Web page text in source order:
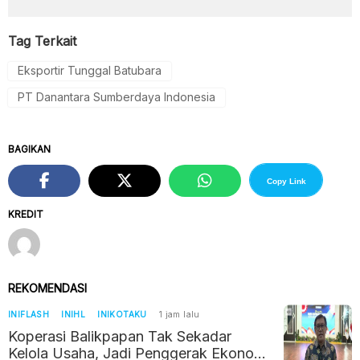
Tag Terkait
Eksportir Tunggal Batubara
PT Danantara Sumberdaya Indonesia
KREDIT
BAGIKAN
Copy Link
REKOMENDASI
INIFLASH INIHL INIKOTAKU 1 jam lalu
Koperasi Balikpapan Tak Sekadar
Kelola Usaha, Jadi Penggerak Ekonomi